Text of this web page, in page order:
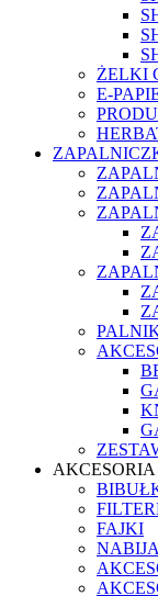
ŻELKI
E-
FAJKI